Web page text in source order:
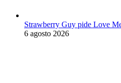
Strawberry Guy pide Love
6 agosto 2026